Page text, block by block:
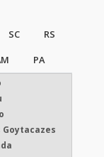
SC
RS
PA
Goytacazes